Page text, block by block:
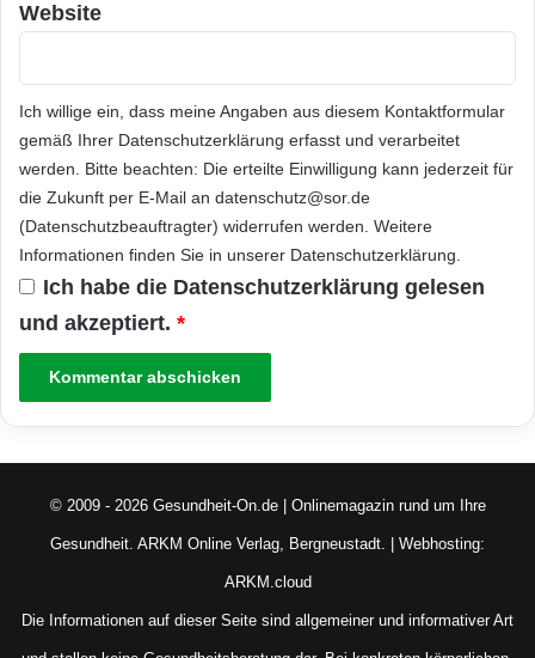
Website
Ich willige ein, dass meine Angaben aus diesem Kontaktformular
gemäß Ihrer Datenschutzerklärung erfasst und verarbeitet
werden. Bitte beachten: Die erteilte Einwilligung kann jederzeit für
die Zukunft per E-Mail an datenschutz@sor.de
(Datenschutzbeauftragter) widerrufen werden. Weitere
Informationen finden Sie in unserer Datenschutzerklärung
Ich habe die Datenschutzerklärung gelesen
und akzeptiert. *
© 2009 - 2026 Gesundheit-On.de | Onlinemagazin rund um Ihre
Gesundheit. ARKM Online Verlag, Bergneustadt. | Webhosting:
ARKM.cloud
Die Informationen auf dieser Seite sind allgemeiner und informativer Art